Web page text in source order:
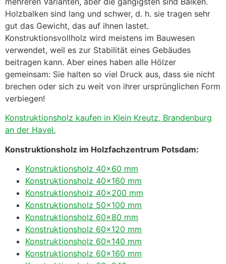
Holzbalken sind lang und schwer, d. h. sie tragen sehr
gut das Gewicht, das auf ihnen lastet.
Konstruktionsvollholz wird meistens im Bauwesen
verwendet, weil es zur Stabilität eines Gebäudes
beitragen kann. Aber eines haben alle Hölzer
gemeinsam: Sie halten so viel Druck aus, dass sie nicht
brechen oder sich zu weit von ihrer ursprünglichen Form
verbiegen!
Konstruktionsholz kaufen in Klein Kreutz, Brandenburg
an der Havel.
Konstruktionsholz im Holzfachzentrum Potsdam:
Konstruktionsholz 40×60 mm
Konstruktionsholz 40×160 mm
Konstruktionsholz 40×200 mm
Konstruktionsholz 50×100 mm
Konstruktionsholz 60×80 mm
Konstruktionsholz 60×120 mm
Konstruktionsholz 60×140 mm
Konstruktionsholz 60×160 mm